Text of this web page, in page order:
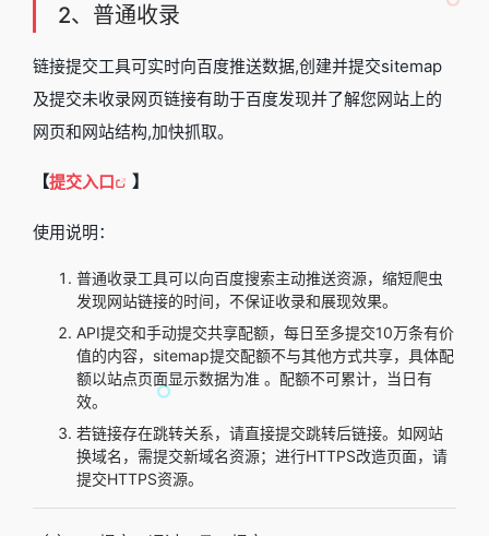
2、普通收录
链接提交工具可实时向百度推送数据,创建并提交sitemap
及提交未收录网页链接有助于百度发现并了解您网站上的
网页和网站结构,加快抓取。
【提交入口 】
使用说明：
普通收录工具可以向百度搜索主动推送资源，缩短爬虫
发现网站链接的时间，不保证收录和展现效果。
API提交和手动提交共享配额，每日至多提交10万条有价
值的内容，sitemap提交配额不与其他方式共享，具体配
额以站点页面显示数据为准 。配额不可累计，当日有
效。
若链接存在跳转关系，请直接提交跳转后链接。如网站
换域名，需提交新域名资源；进行HTTPS改造页面，请
提交HTTPS资源。